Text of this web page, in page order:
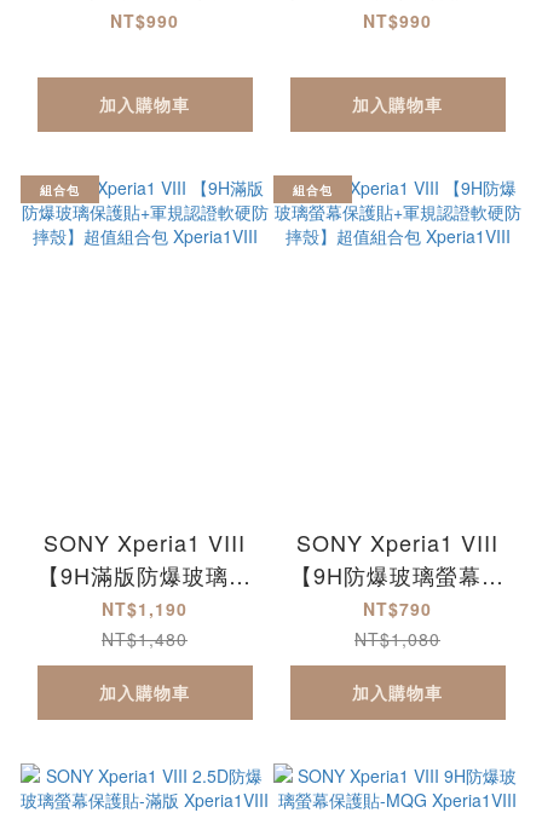
護貼-滿版 Reno16F
NT$990
加入購物車
滿版
NT$990
加入購物車
組合包
SONY Xperia1 VIII
【9H滿版防爆玻璃保
護貼+軍規認證軟硬防
摔殼】超值組合包
Xperia1VIII
NT$1,190
NT$1,480
加入購物車
組合包
SONY Xperia1 VIII
【9H防爆玻璃螢幕保
護貼+軍規認證軟硬防
摔殼】超值組合包
Xperia1VIII
NT$790
NT$1,080
加入購物車